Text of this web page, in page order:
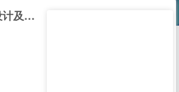
设计之窗-作品设计及备案门户